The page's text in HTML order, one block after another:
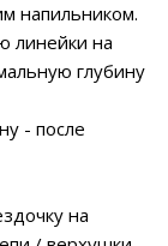
напильником.
на
глубину
- после
на